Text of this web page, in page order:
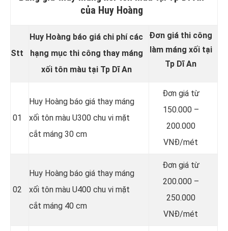
của Huy Hoàng
Stt
Huy Hoàng báo giá chi phí các
hạng mục thi công thaymáng
xối tôn màutại Tp Dĩ An
Đơn giá thi công
làm máng xối tại
Tp Dĩ An
01
Huy Hoàng báo giá thay máng
xối tôn màu U300 chu vi mặt
cắt máng 30 cm
Đơn giá từ
150.000 –
200.000
VNĐ/mét
02
Huy Hoàng báo giá thay máng
xối tôn màu U400 chu vi mặt
cắt máng 40 cm
Đơn giá từ
200.000 –
250.000
VNĐ/mét